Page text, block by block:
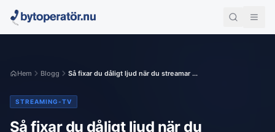
Hem Blogg Så fixar du dåligt ljud när du streamar ...
STREAMING-TV
Så fixar du dåligt ljud när du